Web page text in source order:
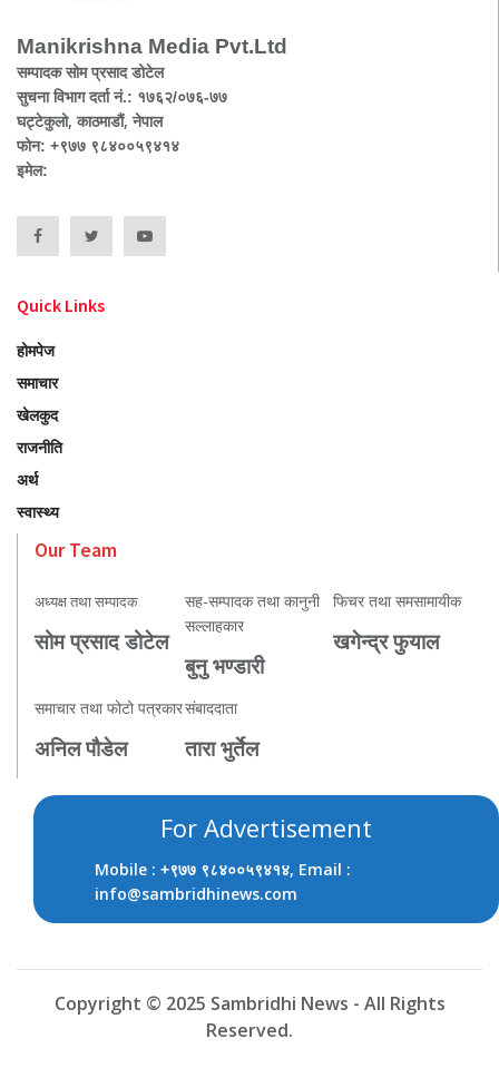
Manikrishna Media Pvt.Ltd
सम्पादक सोम प्रसाद डोटेल
सुचना विभाग दर्ता नं.: १७६२/०७६-७७
घट्टेकुलो, काठमाडौं, नेपाल
फोन: +९७७ ९८४००५९४१४
इमेल:
Quick Links
होमपेज
समाचार
खेलकुद
राजनीति
अर्थ
स्वास्थ्य
Our Team
अध्यक्ष तथा सम्पादक
सोम प्रसाद डोटेल
सह-सम्पादक तथा कानुनी
सल्लाहकार
बुनु भण्डारी
फिचर तथा समसामायीक
खगेन्द्र फुयाल
समाचार तथा फोटो पत्रकार
अनिल पौडेल
संबाददाता
तारा भुर्तेल
For Advertisement
Mobile : +९७७ ९८४००५९४१४, Email :
info@sambridhinews.com
Copyright © 2025 Sambridhi News - All Rights
Reserved.